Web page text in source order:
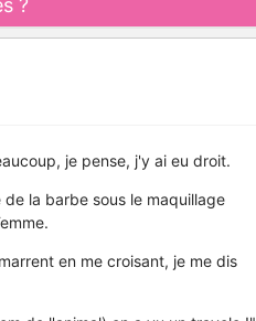
?
je pense, j'y ai eu droit.
la barbe sous le maquillage
en me croisant, je me dis